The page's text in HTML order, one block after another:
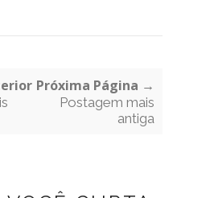
Próxima Página →
Postagem mais
antiga